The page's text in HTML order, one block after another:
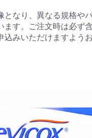
なり、異なる規格や
ます。ご注文時は必ず
込みいただけますよう